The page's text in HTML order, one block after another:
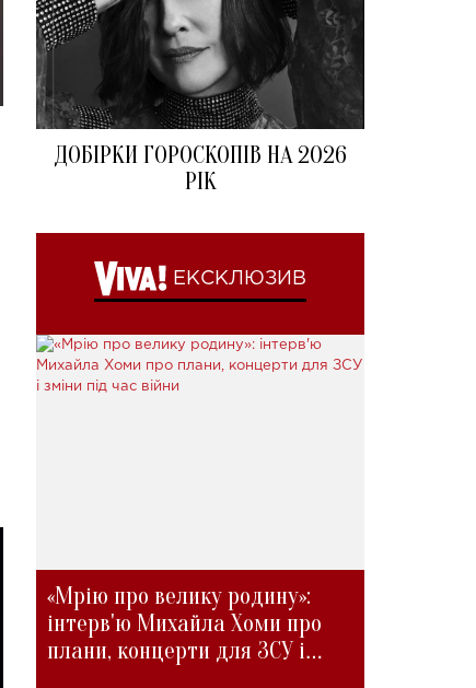
ДОБІРКИ ГОРОСКОПІВ НА 2026
РІК
ЕКСКЛЮЗИВ
«Мрію про велику родину»:
інтерв'ю Михайла Хоми про
плани, концерти для ЗСУ і